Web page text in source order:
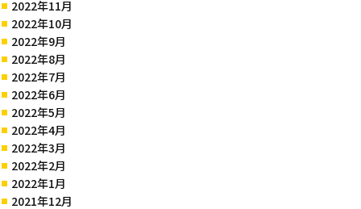
2022年11月
2022年10月
2022年9月
2022年8月
2022年7月
2022年6月
2022年5月
2022年4月
2022年3月
2022年2月
2022年1月
2021年12月